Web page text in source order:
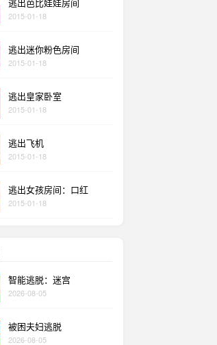
2015-01-18
逃出迷你粉色房间
2015-01-18
逃出皇家卧室
2015-01-18
逃出飞机
2015-01-18
逃出女孩房间：口红
2015-01-18
智能逃脱：迷宫
2026-08-05
被困夫妇逃脱
2026-08-05